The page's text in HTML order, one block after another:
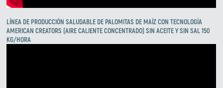
LÍNEA DE PRODUCCIÓN SALUDABLE DE PALOMITAS DE MAÍZ CON TECNOLOGÍA
AMERICAN CREATORS (AIRE CALIENTE CONCENTRADO) SIN ACEITE Y SIN SAL 150
KG/HORA